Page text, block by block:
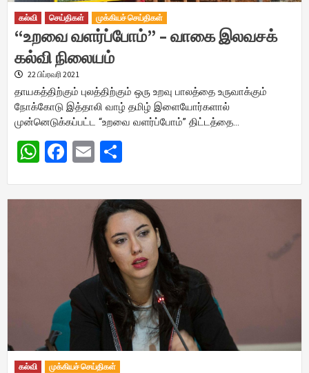
கல்வி செய்திகள் முக்கியச் செய்திகள்
“உறவை வளர்ப்போம்” – வாகை இலவசக்
கல்வி நிலையம்
22 பிப்ரவரி 2021
தாயகத்திற்கும் புலத்திற்கும் ஒரு உறவு பாலத்தை உருவாக்கும்
நோக்கோடு இத்தாலி வாழ் தமிழ் இளையோர்களால்
முன்னெடுக்கப்பட்ட “உறவை வளர்ப்போம்” திட்டத்தை…
WhatsApp
Facebook
Email
கல்வி முக்கியச் செய்திகள்